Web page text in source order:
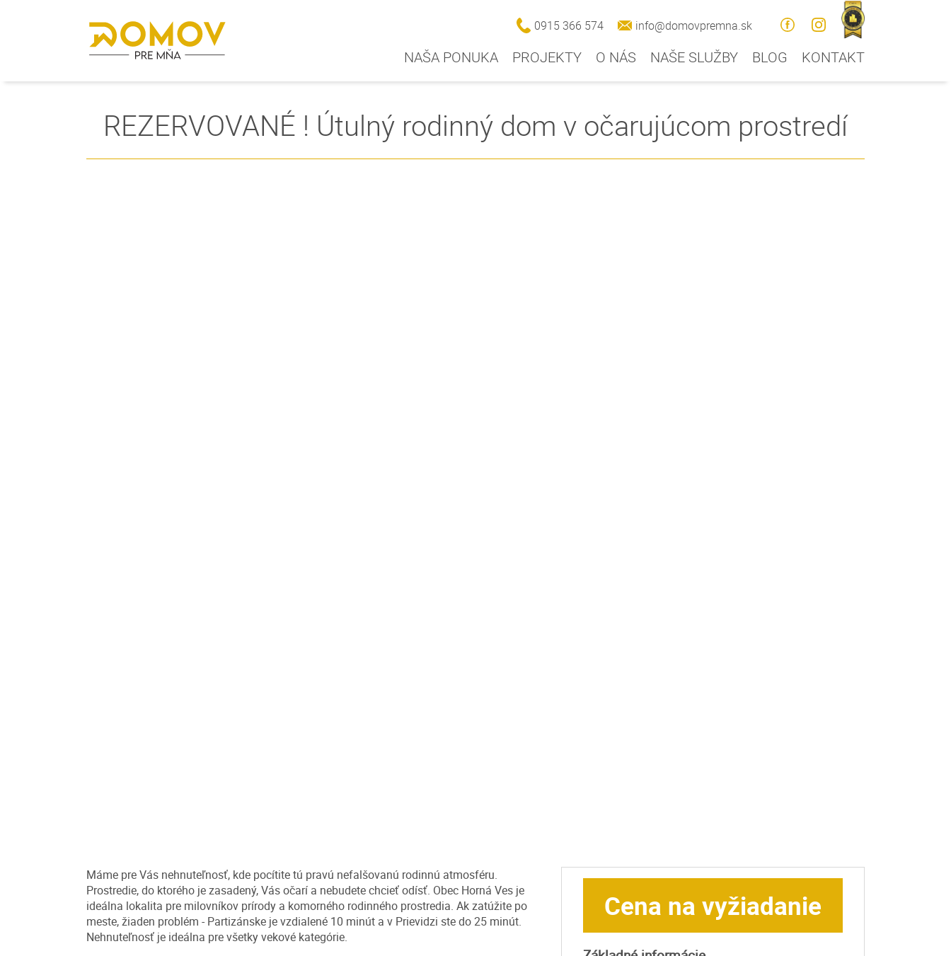
0915 366 574 info@domovpremna.sk
NAŠA PONUKA PROJEKTY O NÁS NAŠE SLUŽBY BLOG KONTAKT
REZERVOVANÉ ! Útulný rodinný dom v očarujúcom prostredí
Máme pre Vás nehnuteľnosť, kde pocítite tú pravú nefalšovanú rodinnú atmosféru.
Prostredie, do ktorého je zasadený, Vás očarí a nebudete chcieť odísť. Obec Horná Ves je
ideálna lokalita pre milovníkov prírody a komorného rodinného prostredia. Ak zatúžite po
meste, žiaden problém - Partizánske je vzdialené 10 minút a v Prievidzi ste do 25 minút.
Nehnuteľnosť je ideálna pre všetky vekové kategórie.
Cena na vyžiadanie